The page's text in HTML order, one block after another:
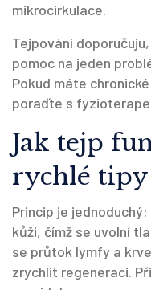
mikrocirkulace.
Tejpování
pomoc na jeden
Pokud máte
poraďte s
Jak tejp
rychlé
Princip je
kůži, čímž se uvolní
se průtok lymfy a
zrychlit regeneraci.